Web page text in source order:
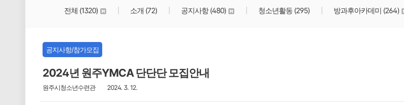
전체 (1320) 소개 (72) 공지사항(480) 청소년활동 (295) 방과후아카데미 (264)
공지사항/참가모집
2024년 원주YMCA 단단단 모집안내
원주시청소년수련관 2024. 3. 12.